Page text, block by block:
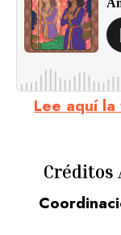
Lee aquí
Créditos